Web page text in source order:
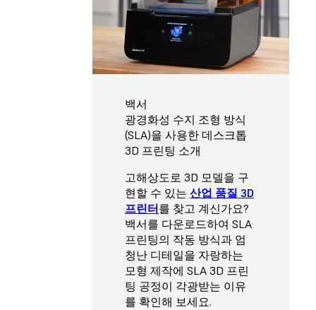
백서
광경화성 수지 조형 방식
(SLA)을 사용한 데스크톱
3D 프린팅 소개
고해상도로 3D 모델을 구
현할 수 있는 산업 품질 3D
프린터를 찾고 계신가요?
백서를 다운로드하여 SLA
프린팅의 작동 방식과 엄
청난 디테일을 자랑하는
모형 제작에 SLA 3D 프린
팅 공정이 각광받는 이유
를 확인해 보세요.